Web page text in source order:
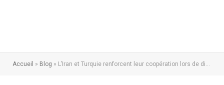
Accueil » Blog » L’Iran et Turquie renforcent leur coopération lors de discussions à Djeddah